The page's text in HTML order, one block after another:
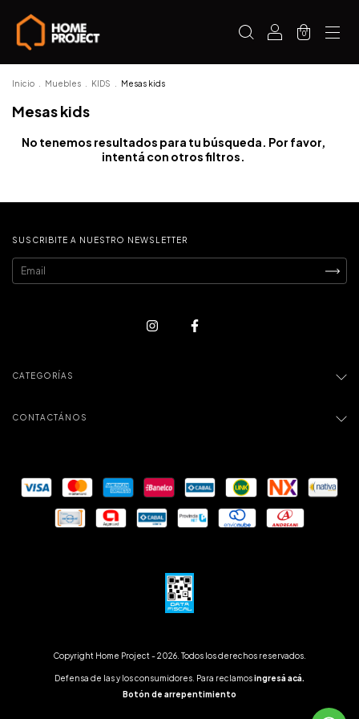
0
Inicio Muebles KIDS Mesas kids
Mesas kids
No tenemos resultados para tu búsqueda. Por favor,
intentá con otros filtros.
SUSCRIBITE A NUESTRO NEWSLETTER
CATEGORÍAS
CONTACTÁNOS
Copyright Home Project - 2026. Todos los derechos reservados.
Defensa de las y los consumidores. Para reclamosingresá acá.
Botón de arrepentimiento